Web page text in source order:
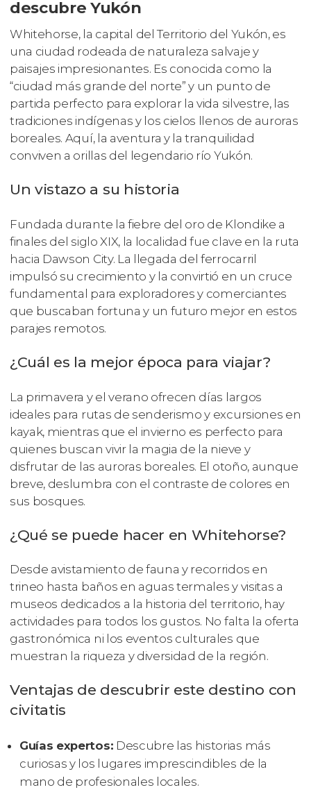
descubre Yukón
Whitehorse, la capital del Territorio del Yukón, es
una ciudad rodeada de naturaleza salvaje y
paisajes impresionantes. Es conocida como la
“ciudad más grande del norte” y un punto de
partida perfecto para explorar la vida silvestre, las
tradiciones indígenas y los cielos llenos de auroras
boreales. Aquí, la aventura y la tranquilidad
conviven a orillas del legendario río Yukón.
Un vistazo a su historia
Fundada durante la fiebre del oro de Klondike a
finales del siglo XIX, la localidad fue clave en la ruta
hacia Dawson City. La llegada del ferrocarril
impulsó su crecimiento y la convirtió en un cruce
fundamental para exploradores y comerciantes
que buscaban fortuna y un futuro mejor en estos
parajes remotos.
¿Cuál es la mejor época para viajar?
La primavera y el verano ofrecen días largos
ideales para rutas de senderismo y excursiones en
kayak, mientras que el invierno es perfecto para
quienes buscan vivir la magia de la nieve y
disfrutar de las auroras boreales. El otoño, aunque
breve, deslumbra con el contraste de colores en
sus bosques.
¿Qué se puede hacer en Whitehorse?
Desde avistamiento de fauna y recorridos en
trineo hasta baños en aguas termales y visitas a
museos dedicados a la historia del territorio, hay
actividades para todos los gustos. No falta la oferta
gastronómica ni los eventos culturales que
muestran la riqueza y diversidad de la región.
Ventajas de descubrir este destino con
civitatis
Guías expertos: Descubre las historias más
curiosas y los lugares imprescindibles de la
mano de profesionales locales.